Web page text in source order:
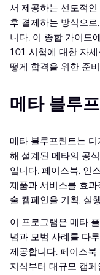
서 제공하는 선도적
후 결제하는 방식으
니다. 이 종합 가이드
101 시험에 대한 자
떻게 합격을 위한 준
메타 블루
메타 블루프린트는
해 설계된 메타의 공
입니다. 페이스북, 인
제품과 서비스를 효
술 캠페인을 기획, 실
이 프로그램은 메타
념과 모범 사례를 다
제공합니다. 페이스
지식부터 대규모 캠